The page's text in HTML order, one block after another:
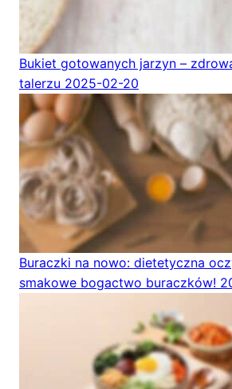
Bukiet gotowanych jarzyn –
talerzu 2025-02-20
Buraczki na nowo: dietetyczna
smakowe bogactwo buraczków!